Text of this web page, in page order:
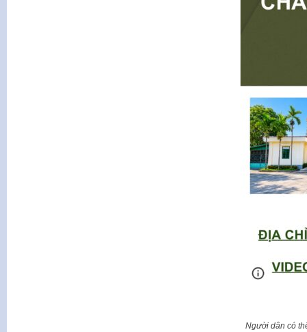
Người dân có